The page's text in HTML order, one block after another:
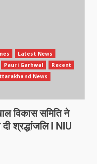
Latest News
Pauri Garhwal
Recent
News
विकास समिति ने
श्रद्धांजलि l NIU